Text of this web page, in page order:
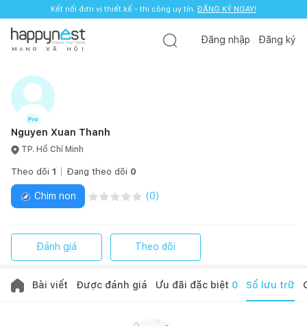
Kết nối đơn vị thiết kế - thi công uy tín. ĐĂNG KÝ NGAY!
M Ạ N G X Ã H Ộ I
Đăng nhập Đăng ký
Nguyen Xuan Thanh
TP. Hồ Chí Minh
Theo dõi 1 Đang theo dõi 0
Chim non (0)
Đánh giá Theo dõi
Bài viết Được đánh giá Ưu đãi đặc biệt 0 Sổ lưu trữ